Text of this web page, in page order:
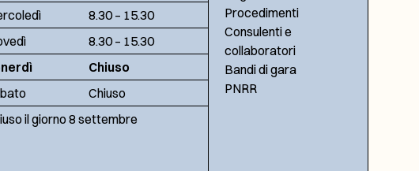
8.30 – 15.30
8.30 – 15.30
Chiuso
Chiuso
il giorno 8 settembre
Procedimenti
Consulenti e
collaboratori
Bandi di gara
PNRR